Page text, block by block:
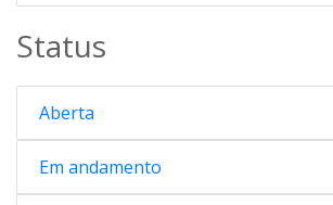
Status
Aberta
Em andamento